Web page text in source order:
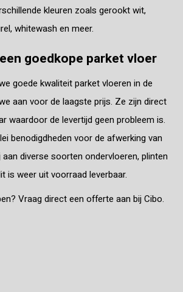
kleuren zoals gerookt wit,
whitewash en meer.
goedkope parket vloer
goede kwaliteitparket vloeren in de
aan voor de laagste prijs. Ze zijn direct
waardoor de levertijd geen probleem is.
benodigdheden voor de afwerking van
aan diverse soorten ondervloeren, plinten
is weer uit voorraad leverbaar.
Vraag direct een offerte aan bij Cibo.